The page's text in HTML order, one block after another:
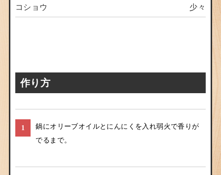
コショウ 少々
作り方
1
鍋にオリーブオイルとにんにくを入れ弱火で香りが
でるまで。